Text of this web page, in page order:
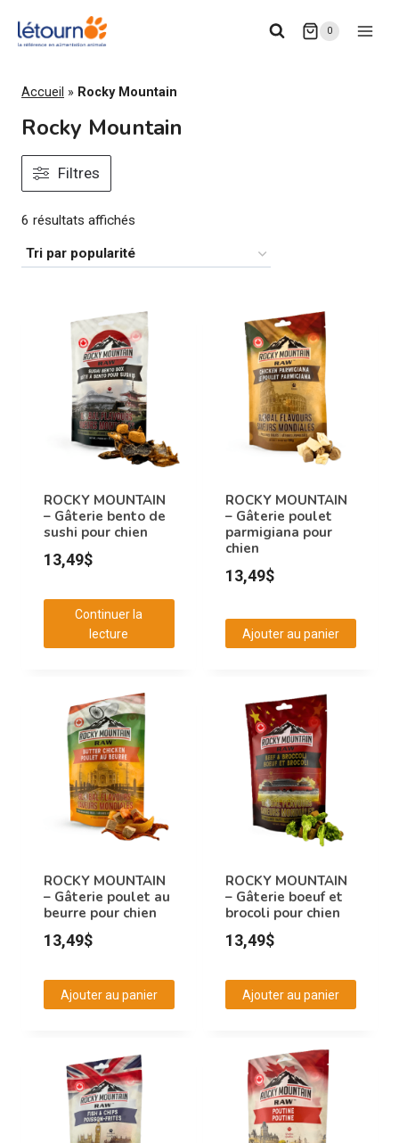
0
Accueil » Rocky Mountain
Rocky Mountain
Filtres
6 résultats affichés
ROCKY MOUNTAIN
– Gâterie bento de
sushi pour chien
13,49$
Continuer la
lecture
ROCKY MOUNTAIN
– Gâterie poulet
parmigiana pour
chien
13,49$
Ajouter au panier
ROCKY MOUNTAIN
– Gâterie poulet au
beurre pour chien
13,49$
Ajouter au panier
ROCKY MOUNTAIN
– Gâterie boeuf et
brocoli pour chien
13,49$
Ajouter au panier